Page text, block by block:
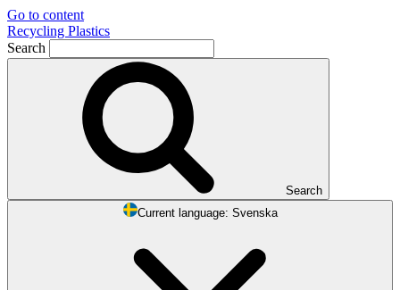
Go to content
Recycling Plastics
Search
Search
Current language:
Svenska